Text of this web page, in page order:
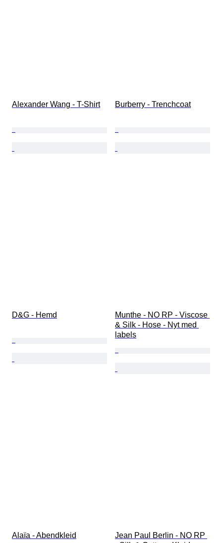
Alexander Wang - T-Shirt Burberry - Trenchcoat
D&G - Hemd
Munthe - NO RP - Viscose
& Silk - Hose - Nyt med
labels
Alaïa - Abendkleid
Jean Paul Berlin - NO RP